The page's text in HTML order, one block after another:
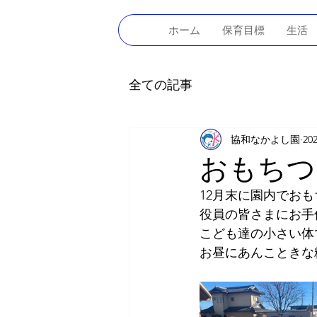
ホーム 保育目標 生活
全ての記事
おもち
協和なかよし園
12月末に園内でお
役員の皆さまにお
こども達の小さい
お昼にあんことき